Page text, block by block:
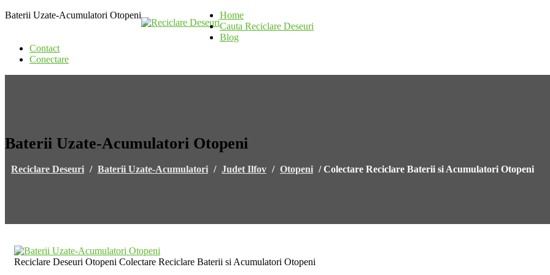
Baterii Uzate-Acumulatori Otopeni
Home
Cauta Reciclare Deseuri
Blog
Contact
Conectare
Baterii Uzate-Acumulatori Otopeni
Reciclare Deseuri / Baterii Uzate-Acumulatori / Judet Ilfov / Otopeni /Colectare Reciclare Baterii si Acumulatori Otopeni
Reciclare Deseuri Otopeni Colectare Reciclare Baterii si Acumulatori Otopeni